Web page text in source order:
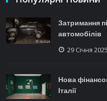
Затримання
автомобілів
29 Січня
Нова
Італії